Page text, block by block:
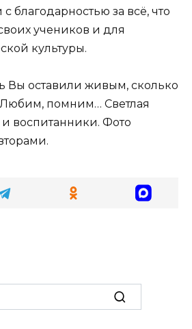
благодарностью за всё, что
учеников и для
культуры.
Вы оставили живым, сколько
помним… Светлая
воспитанники. Фото